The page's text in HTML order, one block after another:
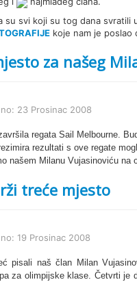
su svi koji su tog dana
koje nam je poslao
za našeg
23 Prosinac 2008
regata Sail Melbourne.
rezultati s ove regate
našem Milanu Vujasinoviću na
treće mjesto
19 Prosinac 2008
pisali naš član Milan
za olimpijske klase. Četvrti je